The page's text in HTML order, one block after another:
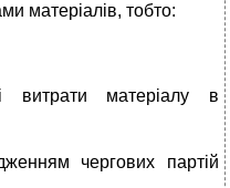
матеріалів, тобто:
витрати матеріалу в
чергових партій